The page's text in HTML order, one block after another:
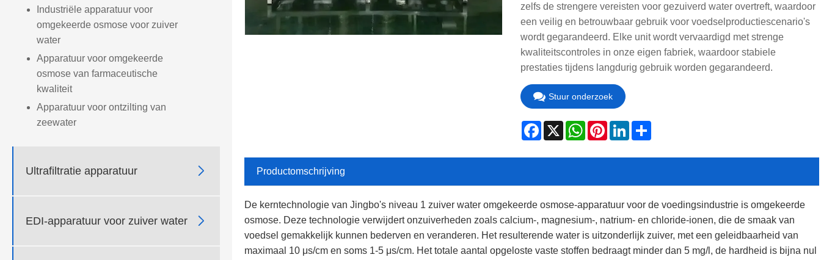
Industriële apparatuur voor
omgekeerde osmose voor zuiver
water
Apparatuur voor omgekeerde
osmose van farmaceutische
kwaliteit
Apparatuur voor ontzilting van
zeewater
Ultrafiltratie apparatuur 
EDI-apparatuur voor zuiver water 
zelfs de strengere vereisten voor gezuiverd water overtreft, waardoor
een veilig en betrouwbaar gebruik voor voedselproductiescenario's
wordt gegarandeerd. Elke unit wordt vervaardigd met strenge
kwaliteitscontroles in onze eigen fabriek, waardoor stabiele
prestaties tijdens langdurig gebruik worden gegarandeerd.
Stuur onderzoek
Facebook
X WhatsApp
PinterestLinkedInShare
Productomschrijving
De kerntechnologie van Jingbo's niveau 1 zuiver water omgekeerde osmose-apparatuur voor de voedingsindustrie is omgekeerde
osmose. Deze technologie verwijdert onzuiverheden zoals calcium-, magnesium-, natrium- en chloride-ionen, die de smaak van
voedsel gemakkelijk kunnen bederven en veranderen. Het resulterende water is uitzonderlijk zuiver, met een geleidbaarheid van
maximaal 10 μs/cm en soms 1-5 μs/cm. Het totale aantal opgeloste vaste stoffen bedraagt ​​minder dan 5 mg/l, de hardheid is bijna nul